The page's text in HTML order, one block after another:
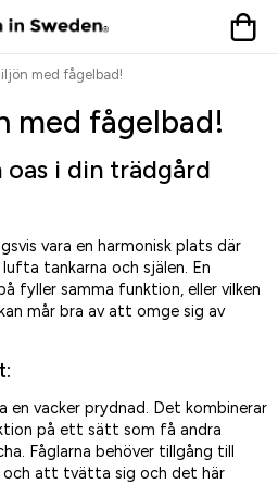
med fågelbad!
med fågelbad!
oas i din trädgård
vara en harmonisk plats där
tankarna och själen. En
fyller samma funktion, eller vilken
mår bra av att omge sig av
en vacker prydnad. Det kombinerar
på ett sätt som få andra
Fåglarna behöver tillgång till
att tvätta sig och det här